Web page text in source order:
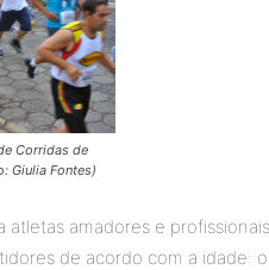
Corridas de
Giulia Fontes)
atletas amadores e
de acordo com a idade: